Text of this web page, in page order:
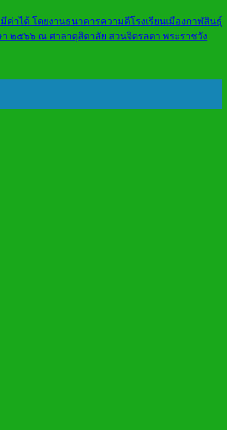
าได้ โดยงานธนาคารความดีโรงเรียนเมืองกาฬสินธุ์
๒๕๖๖ ณ ศาลาดุสิดาลัย สวนจิตรลดา พระราชวัง